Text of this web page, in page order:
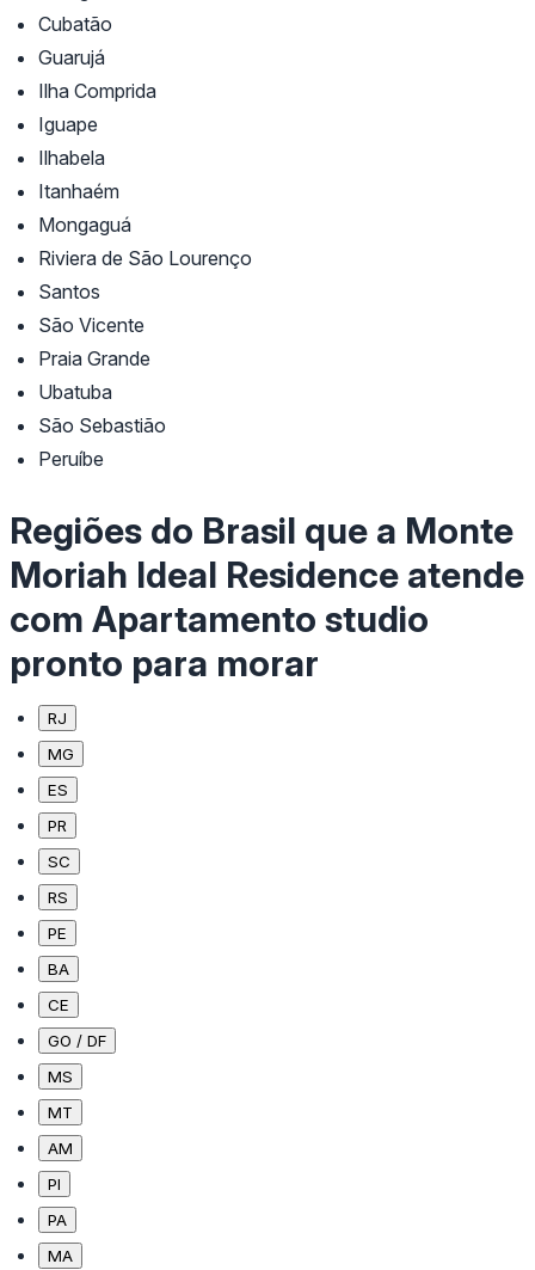
Cubatão
Guarujá
Ilha Comprida
Iguape
Ilhabela
Itanhaém
Mongaguá
Riviera de São Lourenço
Santos
São Vicente
Praia Grande
Ubatuba
São Sebastião
Peruíbe
Regiões do Brasil que a Monte
Moriah Ideal Residence atende
com Apartamento studio
pronto para morar
RJ
MG
ES
PR
SC
RS
PE
BA
CE
GO / DF
MS
MT
AM
PI
PA
MA